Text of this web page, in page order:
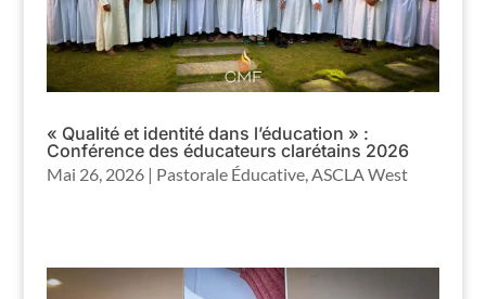
« Qualité et identité dans l’éducation » :
Conférence des éducateurs clarétains 2026
Mai 26, 2026| Pastorale Éducative,ASCLA West